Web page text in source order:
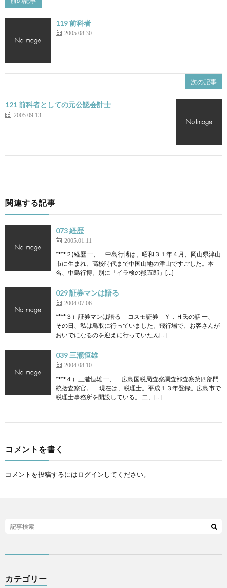
119 前科者
2005.08.30
次の記事
121 前科者としての元公認会計士
2005.09.13
関連する記事
073 経歴
2005.01.11
****２)経歴 一、 中島行博は、昭和３１年４月、岡山県津山
市に生まれ、高校時代まで中国山地の津山ですごした。本
名、中島行博。別に「イラ検の熊五郎」[…]
029 証券マンは語る
2004.07.06
****３）証券マンは語る コスモ証券 Ｙ．Ｈ氏の話 一、
その日、私は鳥取に行っていました。飛行場で、お客さんが
おいでになるのを迎えに行っていたん[…]
039 三瀧恒雄
2004.08.10
****４）三瀧恒雄 一、 広島国税局査察調査部査察第四部門
統括査察官。 現在は、税理士。平成１３年登録。広島市で
税理士事務所を開設している。 二、[…]
コメントを書く
コメントを投稿するにはログインしてください。
カテゴリー